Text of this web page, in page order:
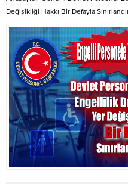
Değişikliği Hakkı Bir Defayla